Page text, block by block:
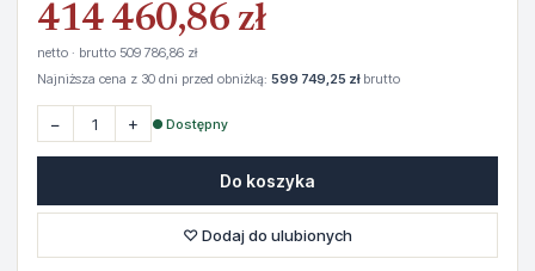
414 460,86 zł
netto · brutto 509 786,86 zł
Najniższa cena z 30 dni przed obniżką: 599 749,25 złbrutto
− + ● Dostępny
Do koszyka
♡ Dodaj do ulubionych